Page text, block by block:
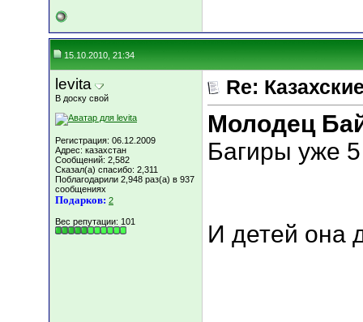
15.10.2010, 21:34
levita
В доску свой
Регистрация: 06.12.2009
Адрес: казахстан
Сообщений: 2,582
Сказал(а) спасибо: 2,311
Поблагодарили 2,948 раз(а) в 937
сообщениях
Подарков: 2
Вес репутации: 101
Re:
Молодец
Багиры уже
И детей она